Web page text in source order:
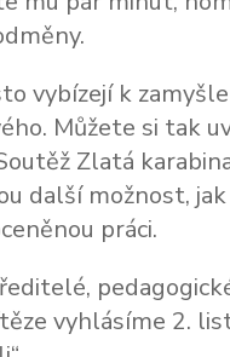
vybízejí k
Můžete si tak
Zlatá
další možnost,
práci.
vyhlásíme 2.